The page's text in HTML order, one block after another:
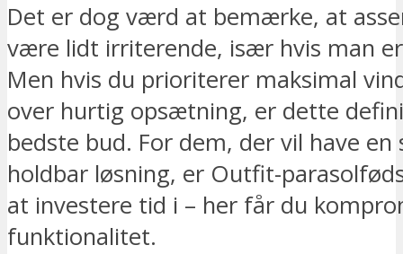
Det er dog værd at bemærke, at
være lidt irriterende, især hvis man
Men hvis du prioriterer maksimal
over hurtig opsætning, er dette
bedste bud. For dem, der vil have en
holdbar løsning, er Outfit-
at investere tid i – her får du
funktionalitet.